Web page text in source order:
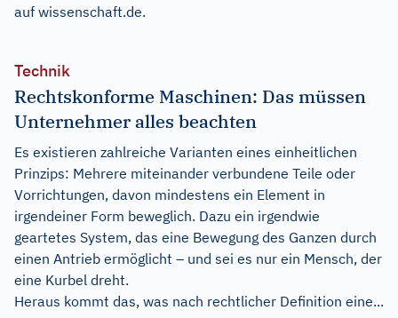
auf wissenschaft.de.
Technik
Rechtskonforme Maschinen: Das müssen
Unternehmer alles beachten
Es existieren zahlreiche Varianten eines einheitlichen
Prinzips: Mehrere miteinander verbundene Teile oder
Vorrichtungen, davon mindestens ein Element in
irgendeiner Form beweglich. Dazu ein irgendwie
geartetes System, das eine Bewegung des Ganzen durch
einen Antrieb ermöglicht – und sei es nur ein Mensch, der
eine Kurbel dreht.
Heraus kommt das, was nach rechtlicher Definition eine...